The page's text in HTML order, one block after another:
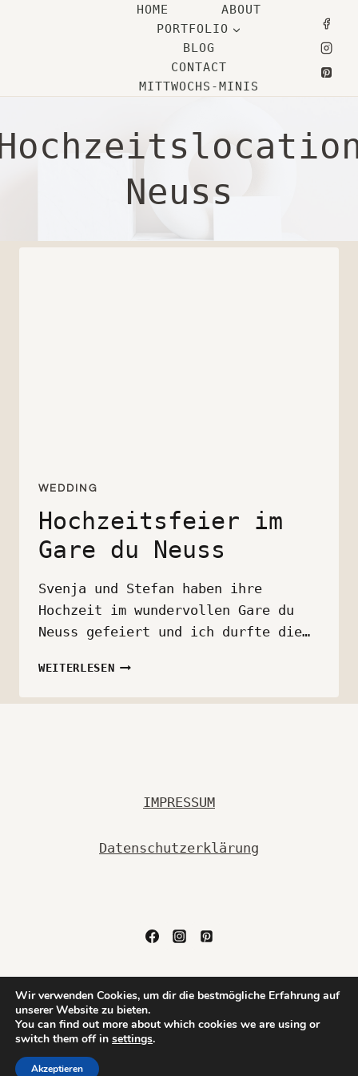
HOME
ABOUT
PORTFOLIO
BLOG
CONTACT
MITTWOCHS-MINIS
Neuss
WEDDING
Hochzeitsfeier im
Gare du Neuss
Svenja und Stefan haben ihre
Hochzeit im wundervollen Gare du
Neuss gefeiert und ich durfte die…
WEITERLESENHOCHZEITSFEIER
GARE
IMPRESSUM
Datenschutzerklärung
© 2026 Ulrike Bessel Fotografie PEOPLE & LIFESTYLE
| FAMILIE | HOCHZEITEN | BUSINESS - WordPress
Theme vonKadence WP
Wir verwenden Cookies, um dir die bestmögliche Erfahrung auf
unserer Website zu bieten.
You can find out more about which cookies we are using or
switch them off in settings.
Akzeptieren